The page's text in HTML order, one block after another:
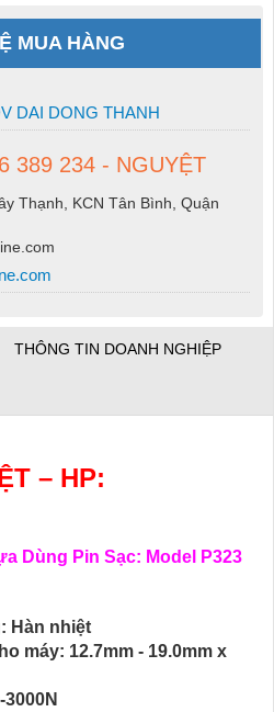
MUA HÀNG
DAI DONG THANH
389 234 - NGUYỆT
Thạnh, KCN Tân Bình, Quận
THÔNG TIN DOANH NGHIỆP
– HP:
Dùng Pin Sạc: Model P323
Hàn nhiệt
máy: 12.7mm - 19.0mm x